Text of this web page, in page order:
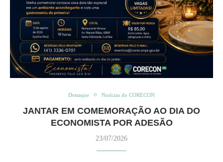
Destaque Notícias do CORECON
JANTAR EM COMEMORAÇÃO AO DIA DO
ECONOMISTA POR ADESÃO
23/07/2026